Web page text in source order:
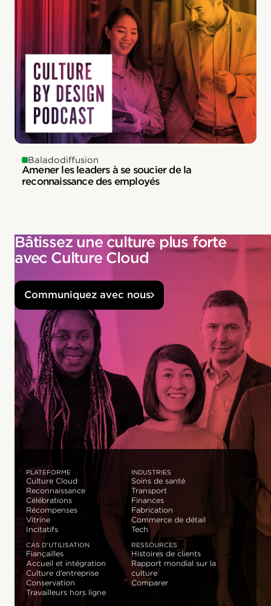
Baladodiffusion
Amener les leaders à se soucier de la
reconnaissance des employés
Bâtissez une culture plus forte
avec Culture Cloud
Communiquez avec nous
PLATEFORME
Culture Cloud
Reconnaissance
Célébrations
Récompenses
Vitrine
Incitatifs
INDUSTRIES
Soins de santé
Transport
Finances
Fabrication
Commerce de détail
Tech
CAS D’UTILISATION
Fiançailles
Accueil et intégration
Culture d’entreprise
Conservation
Travailleurs hors ligne
RESSOURCES
Histoires de clients
Rapport mondial sur la
culture
Comparer